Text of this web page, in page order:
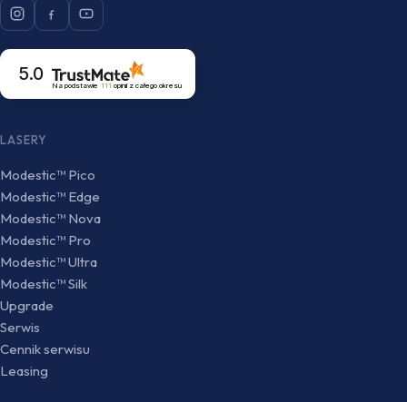
5.0
Na podstawie 111 opinii z całego okresu
LASERY
Modestic™ Pico
Modestic™ Edge
Modestic™ Nova
Modestic™ Pro
Modestic™ Ultra
Modestic™ Silk
Upgrade
Serwis
Cennik serwisu
Leasing